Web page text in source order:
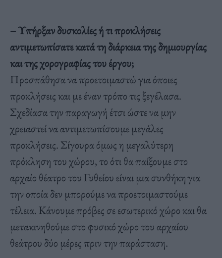
– Υπήρξαν δυσκολίες ή τι προκλήσεις
αντιμετωπίσατε κατά τη διάρκεια της δημιουργίας
και της χορογραφίας του έργου;
Προσπάθησα να προετοιμαστώ για όποιες
προκλήσεις και με έναν τρόπο τις ξεγέλασα.
Σχεδίασα την παραγωγή έτσι ώστε να μην
χρειαστεί να αντιμετωπίσουμε μεγάλες
προκλήσεις. Σίγουρα όμως η μεγαλύτερη
πρόκληση του χώρου, το ότι θα παίξουμε στο
αρχαίο θέατρο του Γυθείου είναι μια συνθήκη για
την οποία δεν μπορούμε να προετοιμαστούμε
τέλεια. Κάνουμε πρόβες σε εσωτερικό χώρο και θα
μετακινηθούμε στο φυσικό χώρο του αρχαίου
θεάτρου δύο μέρες πριν την παράσταση.